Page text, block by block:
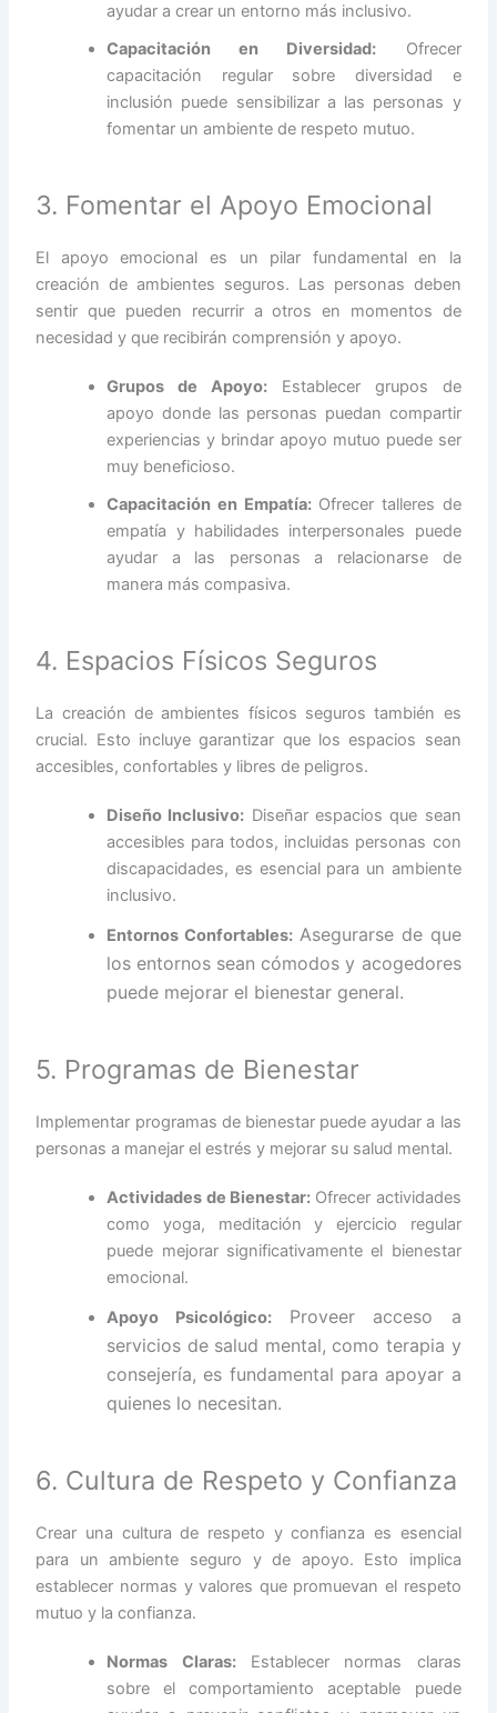
ayudar a crear un entorno más inclusivo.
Capacitación en Diversidad: Ofrecer
capacitación regular sobre diversidad e
inclusión puede sensibilizar a las personas y
fomentar un ambiente de respeto mutuo.
3. Fomentar el Apoyo Emocional
El apoyo emocional es un pilar fundamental en la
creación de ambientes seguros. Las personas deben
sentir que pueden recurrir a otros en momentos de
necesidad y que recibirán comprensión y apoyo.
Grupos de Apoyo:Establecer grupos de
apoyo donde las personas puedan compartir
experiencias y brindar apoyo mutuo puede ser
muy beneficioso.
Capacitación en Empatía:Ofrecer talleres de
empatía y habilidades interpersonales puede
ayudar a las personas a relacionarse de
manera más compasiva.
4. Espacios Físicos Seguros
La creación de ambientes físicos seguros también es
crucial. Esto incluye garantizar que los espacios sean
accesibles, confortables y libres de peligros.
Diseño Inclusivo: Diseñar espacios que sean
accesibles para todos, incluidas personas con
discapacidades, es esencial para un ambiente
inclusivo.
Entornos Confortables:Asegurarse de que
los entornos sean cómodos y acogedores
puede mejorar el bienestar general.
5. Programas de Bienestar
Implementar programas de bienestar puede ayudar a las
personas a manejar el estrés y mejorar su salud mental.
Actividades de Bienestar:Ofrecer actividades
como yoga, meditación y ejercicio regular
puede mejorar significativamente el bienestar
emocional.
Apoyo Psicológico:Proveer acceso a
servicios de salud mental, como terapia y
consejería, es fundamental para apoyar a
quienes lo necesitan.
6. Cultura de Respeto y Confianza
Crear una cultura de respeto y confianza es esencial
para un ambiente seguro y de apoyo. Esto implica
establecer normas y valores que promuevan el respeto
mutuo y la confianza.
Normas Claras:Establecer normas claras
sobre el comportamiento aceptable puede